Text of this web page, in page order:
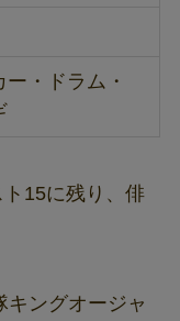
ー・ドラム・
15に残り、俳
キングオージャ